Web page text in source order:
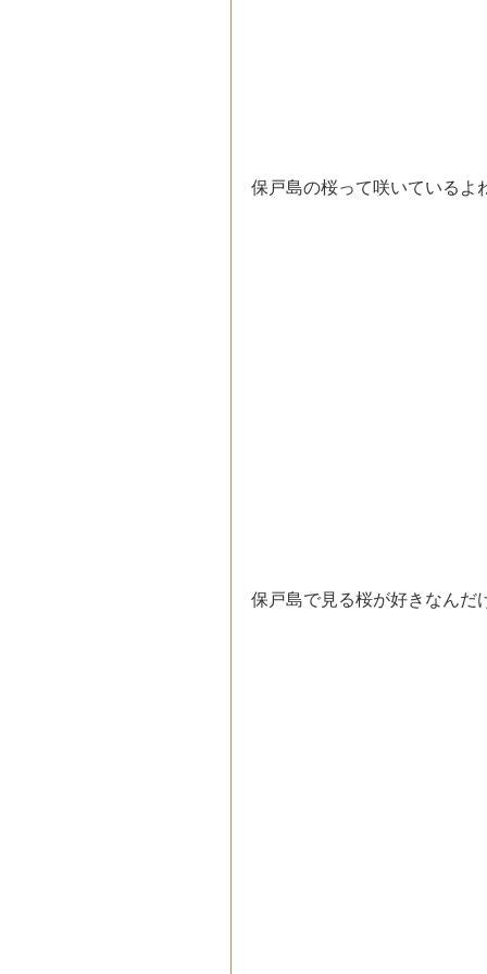
保戸島の桜って咲いているよ
保戸島で見る桜が好きなんだ